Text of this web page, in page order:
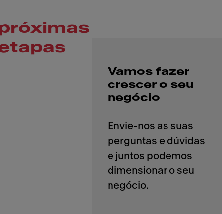
Vamos fazer
crescer o seu
negócio
Envie-nos as suas
perguntas e dúvidas
e juntos podemos
dimensionar o seu